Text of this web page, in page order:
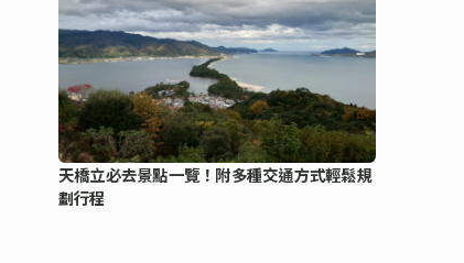
天橋立必去景點一覽！附多種交通方式輕鬆規
劃行程